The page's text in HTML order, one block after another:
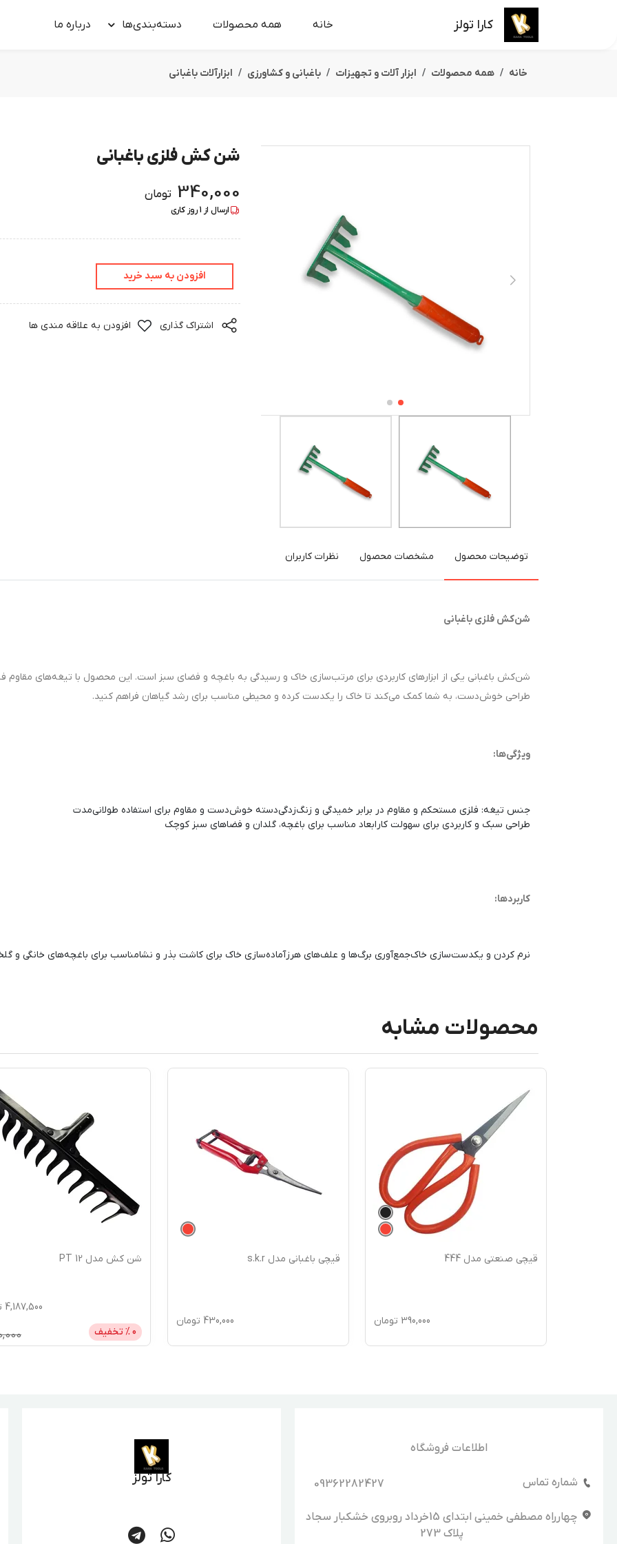
کارا تولز خانه همه محصولات دسته‌بندی‌ها درباره‌ ما
خانه همه محصولات ابزار آلات و تجهیزات باغبانی و کشاورزی ابزارآلات باغبانی
شن کش فلزی باغبانی
340,000 تومان
ارسال از 1روز کاری
افزودن به سبد خرید
اشتراک گذاری افزودن به علاقه مندی ها
توضیحات محصول مشخصات محصول نظرات کاربران
شن‌کش فلزی باغبانی
شن‌کش باغبانی یکی از ابزارهای کاربردی برای مرتب‌سازی خاک و رسیدگی به باغچه و فضای سبز است. این محصول با تیغه‌های مقاوم
طراحی خوش‌دست، به شما کمک می‌کند تا خاک را یکدست کرده و محیطی مناسب برای رشد گیاهان فراهم کنید.
ویژگی‌ها:
جنس تیغه: فلزی مستحکم و مقاوم در برابر خمیدگی و زنگ‌زدگیدسته خوش‌دست و مقاوم برای استفاده طولانی‌مدت
طراحی سبک و کاربردی برای سهولت کارابعاد مناسب برای باغچه، گلدان و فضاهای سبز کوچک
کاربردها:
نرم کردن و یکدست‌سازی خاکجمع‌آوری برگ‌ها و علف‌های هرزآماده‌سازی خاک برای کاشت بذر و نشامناسب برای باغچه‌های خانگی و
محصولات مشابه
قیچی صنعتی مدل 444
390,000 تومان
قیچی باغبانی مدل s.k.r
430,000 تومان
شن کش مدل 12 PT
4,187,500
0% تخفیف
اطلاعات فروشگاه
شماره تماس 09362282427
چهارراه مصطفی خمینی ابتدای 15خرداد روبروی خشکبار سجاد
پلاک 273
کارا تولز